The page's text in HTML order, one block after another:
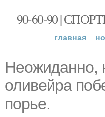
90-60-90 |
главная
Неожиданно,
оливейра
порье.